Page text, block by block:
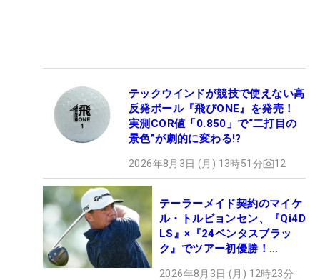
テックウインドが競技で使えない高
反発ボール『飛びONE』を発売！
実測COR値「0.850」で“二打目の
景色”が劇的に変わる!?
2026年8月3日 (月) 13時51分 12
テーラーメイド契約のマイケ
ル・トルビョンセン、『Qi4D
LS』×『24ベンタスブラッ
ク』でツアー初優勝！
2026年8月3日 (月) 12時23分